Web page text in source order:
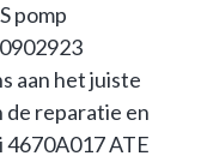
pomp
aan het juiste
de reparatie en
4670A017 ATE